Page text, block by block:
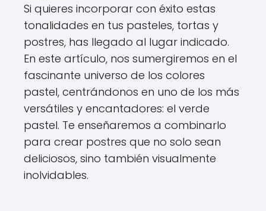
Si quieres incorporar con éxito estas
tonalidades en tus pasteles, tortas y
postres, has llegado al lugar indicado.
En este artículo, nos sumergiremos en el
fascinante universo de los colores
pastel, centrándonos en uno de los más
versátiles y encantadores: el verde
pastel. Te enseñaremos a combinarlo
para crear postres que no solo sean
deliciosos, sino también visualmente
inolvidables.